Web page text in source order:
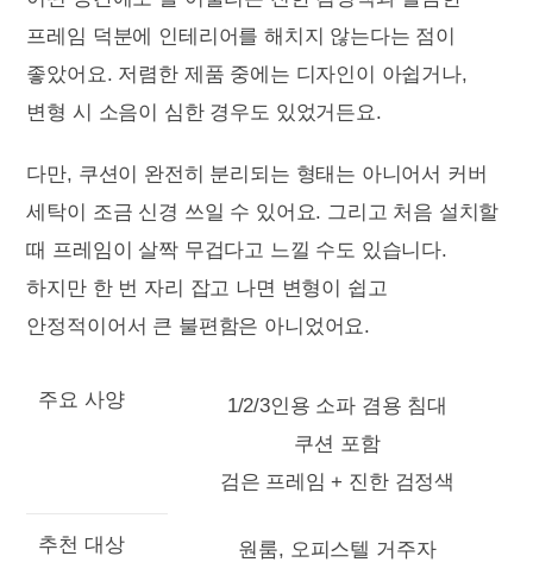
프레임 덕분에 인테리어를 해치지 않는다는 점이
좋았어요. 저렴한 제품 중에는 디자인이 아쉽거나,
변형 시 소음이 심한 경우도 있었거든요.
다만, 쿠션이 완전히 분리되는 형태는 아니어서 커버
세탁이 조금 신경 쓰일 수 있어요. 그리고 처음 설치할
때 프레임이 살짝 무겁다고 느낄 수도 있습니다.
하지만 한 번 자리 잡고 나면 변형이 쉽고
안정적이어서 큰 불편함은 아니었어요.
주요 사양
1/2/3인용 소파 겸용 침대
쿠션 포함
검은 프레임 + 진한 검정색
추천 대상
원룸, 오피스텔 거주자